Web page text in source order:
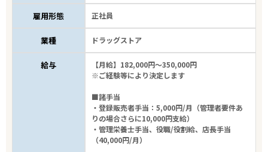
雇用形態 正社員
業種 ドラッグストア
給与
【月給】182,000円～350,000円
※ご経験等により決定します
■諸手当
・登録販売者手当：5,000円/月（管理者要件あ
りの場合さらに10,000円支給）
・管理栄養士手当、役職/役割給、店長手当
（40,000円/月）